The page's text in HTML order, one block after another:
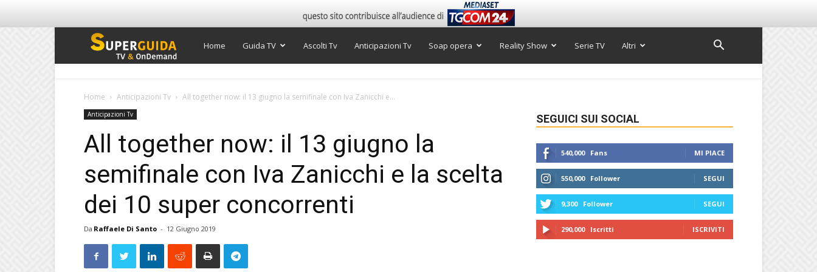
Super
Home Guida TV Ascolti Tv Anticipazioni Tv Soap opera Reality Show Serie TV Altri
Home Anticipazioni Tv All together now: il 13 giugno la semifinale con Iva Zanicchi e...
Anticipazioni Tv
All together now: il 13 giugno la
semifinale con Iva Zanicchi e la scelta
dei 10 super concorrenti
Da Raffaele Di Santo - 12 Giugno 2019
SEGUICI SUI SOCIAL
540,000 Fans MI PIACE
550,000 Follower SEGUI
9,300 Follower SEGUI
290,000 Iscritti ISCRIVITI